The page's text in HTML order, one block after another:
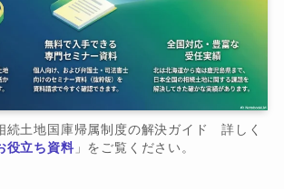
続土地国庫帰属制度の解決ガイド 詳しく
役立ち資料」をご覧ください。